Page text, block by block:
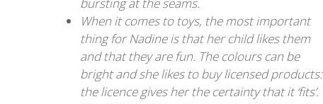
bursting at the seams.
When it comes to toys, the most important
thing for Nadine is that her child likes them
and that they are fun. The colours can be
bright and she likes to buy licensed products:
the licence gives her the certainty that it ‘fits’.